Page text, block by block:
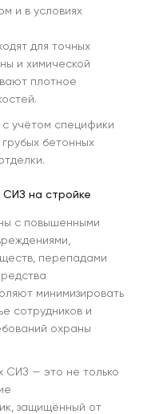
и в условиях
для точных
и химической
плотное
учётом специфики
бетонных
СИЗ на стройке
с повышенными
перепадами
минимизировать
сотрудников и
охраны
СИЗ — это не только
защищённый от